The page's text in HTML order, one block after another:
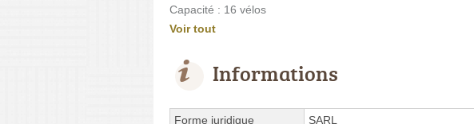
Capacité : 16 vélos
Voir tout
Informations
Forme juridique
SARL